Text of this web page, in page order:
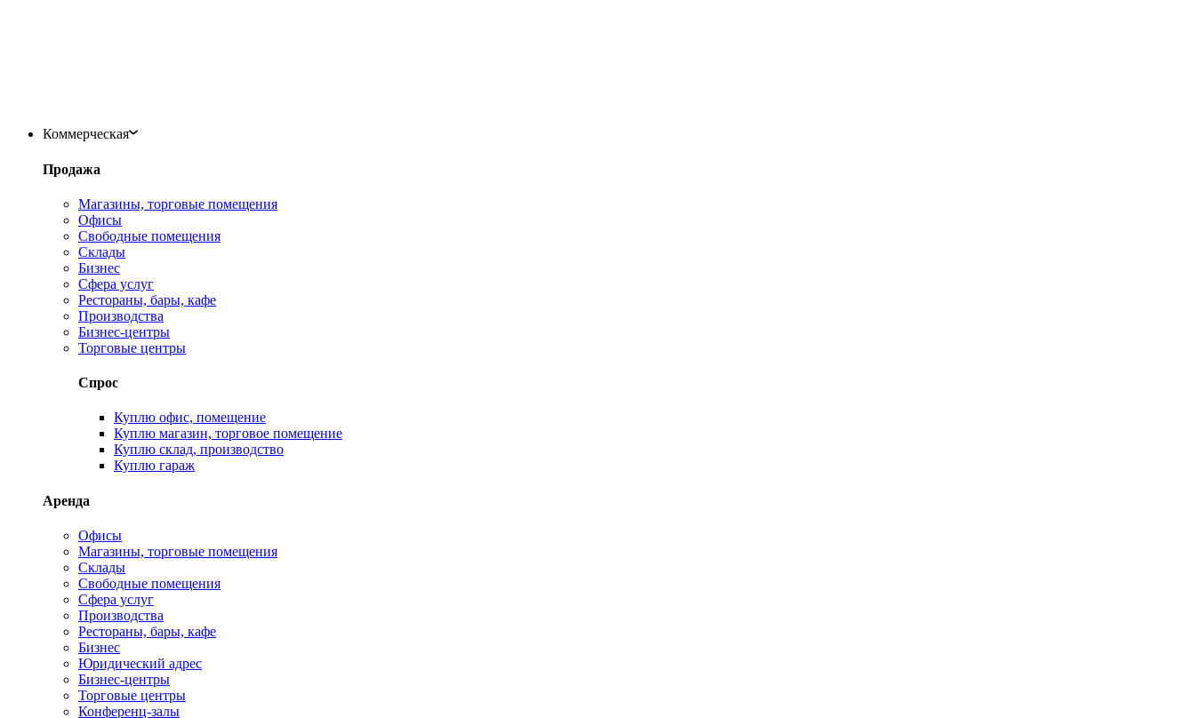
Коммерческая
Продажа
Магазины, торговые помещения
Офисы
Свободные помещения
Склады
Бизнес
Сфера услуг
Рестораны, бары, кафе
Производства
Бизнес-центры
Торговые центры
Спрос
Куплю офис, помещение
Куплю магазин, торговое помещение
Куплю склад, производство
Куплю гараж
Аренда
Офисы
Магазины, торговые помещения
Склады
Свободные помещения
Сфера услуг
Производства
Рестораны, бары, кафе
Бизнес
Юридический адрес
Бизнес-центры
Торговые центры
Конференц-залы